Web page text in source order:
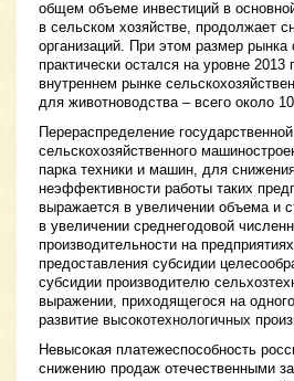
общем объеме инвестиций в
в сельском хозяйстве, продолжает
организаций. При этом размер
практически остался на уровне
внутреннем рынке
для животноводства – всего около 10
Перераспределение
сельскохозяйственного
парка техники и машин, для
неэффективности работы таких
выражается в увеличении объема и
в увеличении среднегодовой
производительности на
предоставления субсидии
субсидии производителю
выражении, приходящегося на
развитие высокотехнологичных
Невысокая платежеспособность
снижению продаж отечественными